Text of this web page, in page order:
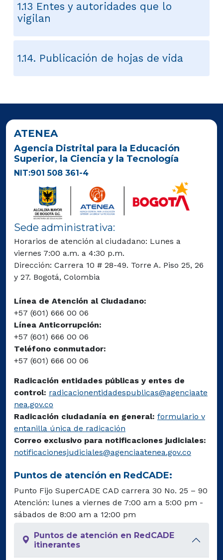
1.13 Entes y autoridades que lo
vigilan
1.14. Publicación de hojas de vida
ATENEA
Agencia Distrital para la Educación
Superior, la Ciencia y la Tecnología
NIT:901 508 361-4
Sede administrativa:
Horarios de atención al ciudadano: Lunes a
viernes 7:00 a.m. a 4:30 p.m.
Dirección: Carrera 10 # 28-49. Torre A. Piso 25, 26
y 27. Bogotá, Colombia
Línea de Atención al Ciudadano:
+57 (601) 666 00 06
Línea Anticorrupción:
+57 (601) 666 00 06
Teléfono conmutador:
+57 (601) 666 00 06
Radicación entidades públicas y entes de
control: radicacionentidadespublicas@agenciaate
nea.gov.co
Radicación ciudadanía en general: formulario v
entanilla única de radicación
Correo exclusivo para notificaciones judiciales:
notificacionesjudiciales@agenciaatenea.gov.co
Puntos de atención en RedCADE:
Punto Fijo SuperCADE CAD carrera 30 No. 25 – 90
Atención: lunes a viernes de 7:00 am a 5:00 pm -
sábados de 8:00 am a 12:00 pm
Puntos de atención en RedCADE
itinerantes